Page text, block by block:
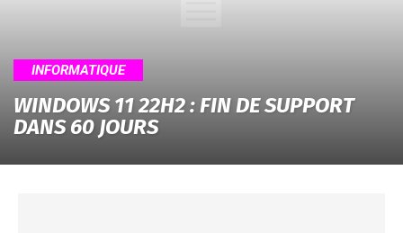
INFORMATIQUE
WINDOWS 11 22H2 : FIN DE SUPPORT
DANS 60 JOURS